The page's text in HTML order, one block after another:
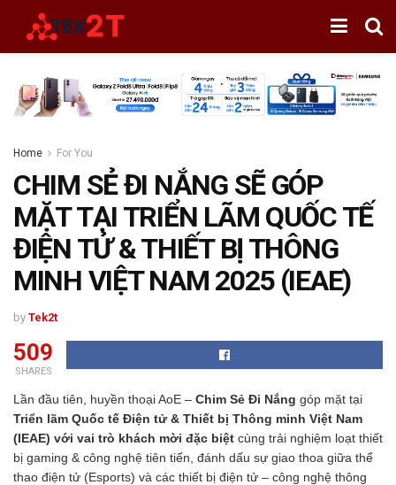
Home For You
CHIM SẺ ĐI NẮNG SẼ GÓP
MẶT TẠI TRIỂN LÃM QUỐC TẾ
ĐIỆN TỬ & THIẾT BỊ THÔNG
MINH VIỆT NAM 2025 (IEAE)
by Tek2t
509
SHARES
Lần đầu tiên, huyền thoại AoE – Chim Sẻ Đi Nắng góp mặt tại
Triển lãm Quốc tế Điện tử & Thiết bị Thông minh Việt Nam
(IEAE) với vai trò khách mời đặc biệt cùng trải nghiệm loạt thiết
bị gaming & công nghệ tiên tiến, đánh dấu sự giao thoa giữa thể
thao điện tử (Esports) và các thiết bị điện tử – công nghệ thông